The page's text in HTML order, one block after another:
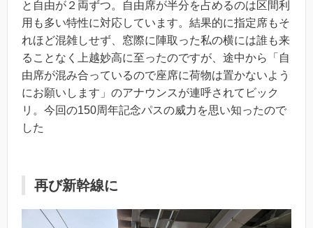
と自由が２両ずつ。自由席が半分を占めるのは区間利
用も多い特性に対応しています。結果的に指定席もそ
れほど混雑しせず、窓際に陣取った私の横には誰も来
ることなく上越妙高に至ったのですが、途中から「自
由席が混み合っているので座席に荷物は置かないよう
にお願いします」のアナウンスが連呼されてビック
リ。今回の150周年記念パスの威力を思い知ったので
した
再び新幹線に